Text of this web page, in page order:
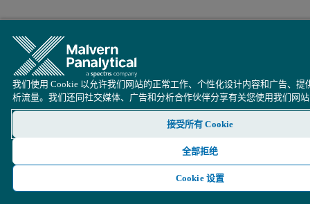
我们使用 Cookie 以允许我们网站的正常工作、个性化设计内容和广告、提
析流量。我们还同社交媒体、广告和分析合作伙伴分享有关您使用我们网
接受所有 Cookie
全部拒绝
Cookie 设置